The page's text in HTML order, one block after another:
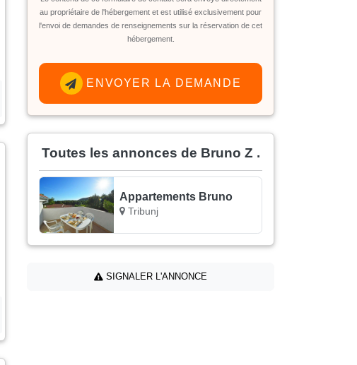
au propriétaire de l'hébergement et est utilisé exclusivement pour
l'envoi de demandes de renseignements sur la réservation de cet
hébergement.
ENVOYER LA DEMANDE
Toutes les annonces de Bruno Z .
Appartements Bruno
Tribunj
SIGNALER L'ANNONCE